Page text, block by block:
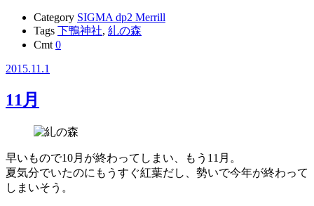
Category SIGMA dp2 Merrill
Tags 下鴨神社, 糺の森
Cmt 0
2015.11.1
11月
早いもので10月が終わってしまい、もう11月。
夏気分でいたのにもうすぐ紅葉だし、勢いで今年が終わって
しまいそう。